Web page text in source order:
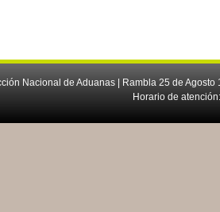
Nacional de Aduanas | Rambla 25 de
Horario de